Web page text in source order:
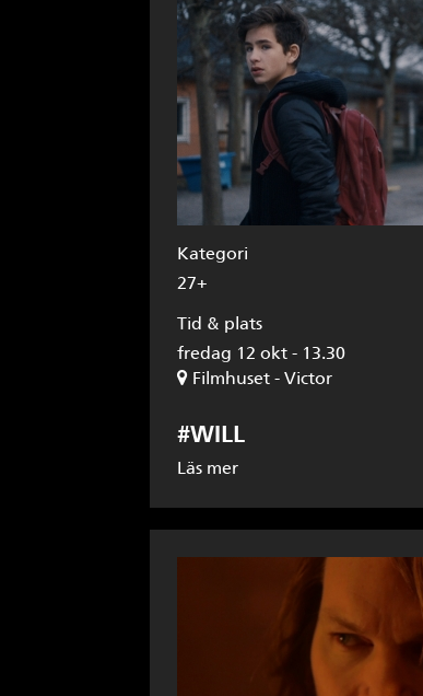
Kategori
27+
Tid & plats
fredag 12 okt - 13.30
Filmhuset - Victor
#WILL
Läs mer